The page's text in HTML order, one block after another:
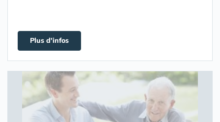
Plus d'infos